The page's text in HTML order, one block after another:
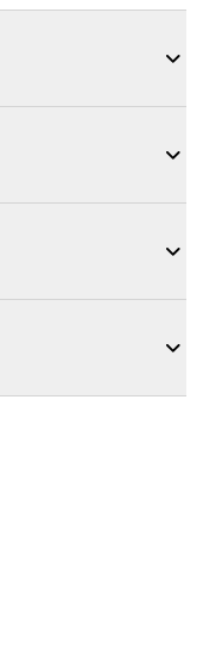



